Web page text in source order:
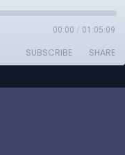
00:00 / 01:05:09
SUBSCRIBE SHARE